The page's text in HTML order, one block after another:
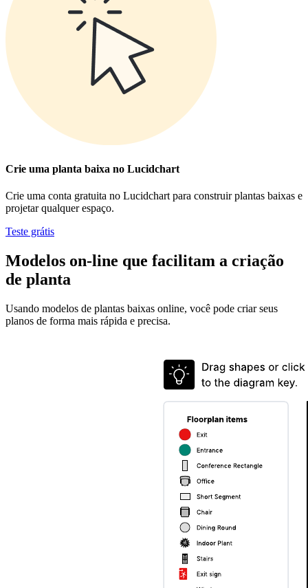
Crie uma planta baixa no Lucidchart
Crie uma conta gratuita no Lucidchart para construir plantas baixas e
projetar qualquer espaço.
Teste grátis
Modelos on-line que facilitam a criação
de planta
Usando modelos de plantas baixas online, você pode criar seus
planos de forma mais rápida e precisa.